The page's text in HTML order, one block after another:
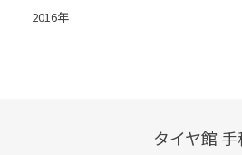
2016年
タイヤ館 手